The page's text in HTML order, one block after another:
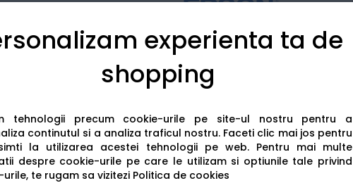
experienta ta de
shopping
tehnologii precum cookie-urile pe site-ul nostru pentru a
continutul si a analiza traficul nostru. Faceti clic mai jos pentru
la utilizarea acestei tehnologii pe web. Pentru mai multe
despre cookie-urile pe care le utilizam si optiunile tale privind
te rugam sa vizitezi Politica de cookies
Detalii tehnice Recenzii